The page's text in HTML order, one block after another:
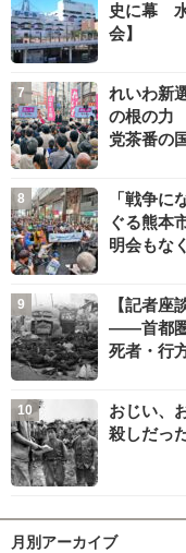
史に幕
会】
れいわ新
の根の力
党茶番の
「戦争
ぐる熊本
明会もなく
【記者座
――首都圏
死者・行
おじい、
殺しだっ
月別アーカイブ